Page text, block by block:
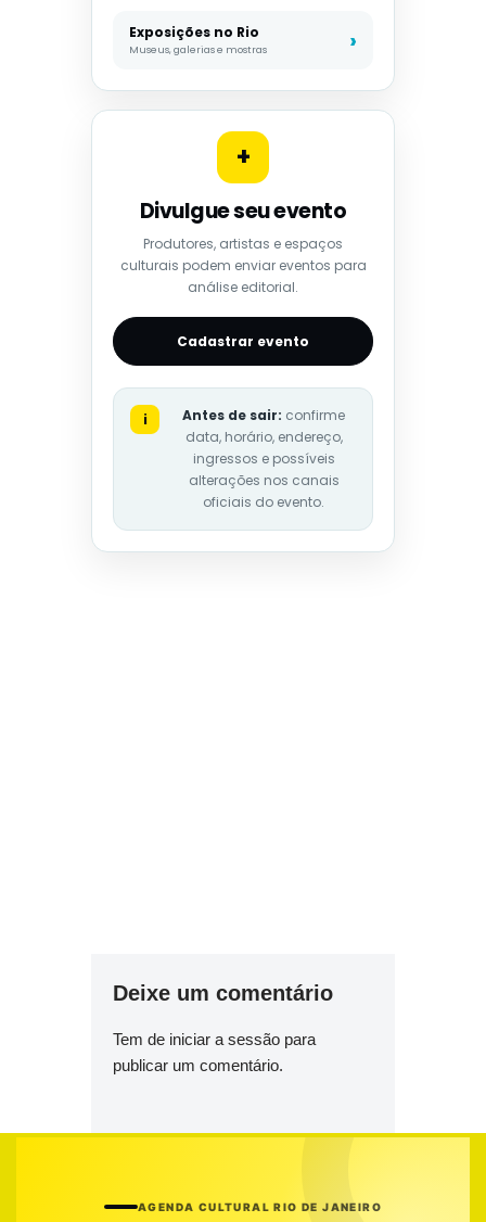
Exposições no Rio
Museus, galerias e mostras
+
Divulgue seu evento
Produtores, artistas e espaços
culturais podem enviar eventos para
análise editorial.
Cadastrar evento
i Antes de sair: confirme
data, horário, endereço,
ingressos e possíveis
alterações nos canais
oficiais do evento.
Deixe um comentário
Tem de iniciar a sessão para
publicar um comentário.
AGENDA CULTURAL RIO DE JANEIRO